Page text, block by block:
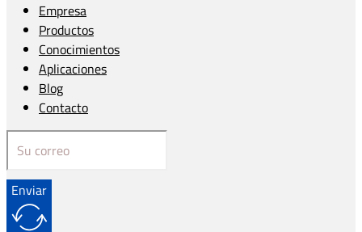
Empresa
Productos
Conocimientos
Aplicaciones
Blog
Contacto
Enviar